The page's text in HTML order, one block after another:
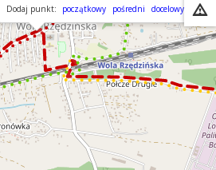
Dodaj punkt: początkowy pośredni docelowy